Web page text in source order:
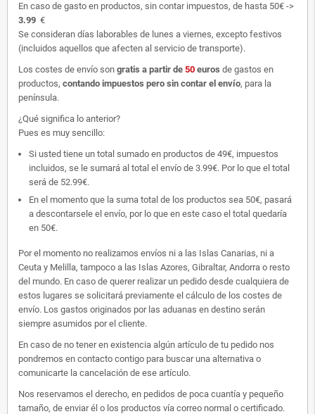
En caso de gasto en productos, sin contar impuestos, de hasta 50€ ->
3.99 €
Se consideran días laborables de lunes a viernes, excepto festivos
(incluidos aquellos que afecten al servicio de transporte).
Los costes de envío son gratis a partir de 50 euros de gastos en
productos, contando impuestos pero sin contar el envío, para la
península.
¿Qué significa lo anterior?
Pues es muy sencillo:
Si usted tiene un total sumado en productos de 49€, impuestos
incluidos, se le sumará al total el envío de 3.99€. Por lo que el total
será de 52.99€.
En el momento que la suma total de los productos sea 50€, pasará
a descontarsele el envío, por lo que en este caso el total quedaría
en 50€.
Por el momento no realizamos envíos ni a las Islas Canarias, ni a
Ceuta y Melilla, tampoco a las Islas Azores, Gibraltar, Andorra o resto
del mundo. En caso de querer realizar un pedido desde cualquiera de
estos lugares se solicitará previamente el cálculo de los costes de
envío. Los gastos originados por las aduanas en destino serán
siempre asumidos por el cliente.
En caso de no tener en existencia algún artículo de tu pedido nos
pondremos en contacto contigo para buscar una alternativa o
comunicarte la cancelación de ese artículo.
Nos reservamos el derecho, en pedidos de poca cuantía y pequeño
tamaño, de enviar él o los productos vía correo normal o certificado.